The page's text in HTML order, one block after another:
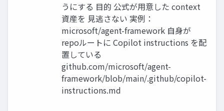
うにする 目的 公式が用意した context
資産を 見逃さない 実例：
microsoft/agent-framework 自身が
repoルートに Copilot instructions を配
置している
github.com/microsoft/agent-
framework/blob/main/.github/copilot-
instructions.md